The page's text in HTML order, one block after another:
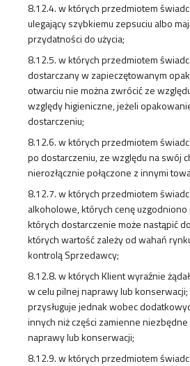
8.12.4. w których przedmiotem
ulegający szybkiemu zepsuciu albo
przydatności do użycia;
8.12.5. w których przedmiotem
dostarczany w zapieczętowanym
otwarciu nie można zwrócić ze
względy higieniczne, jeżeli
dostarczeniu;
8.12.6. w których przedmiotem
po dostarczeniu, ze względu na swój
nierozłącznie połączone z innymi
8.12.7. w których przedmiotem
alkoholowe, których cenę
których dostarczenie może nastąpić
których wartość zależy od wahań
kontrolą Sprzedawcy;
8.12.8. w których Klient wyraźnie
w celu pilnej naprawy lub
przysługuje jednak wobec
innych niż części zamienne
naprawy lub konserwacji;
8.12.9. w których przedmiotem